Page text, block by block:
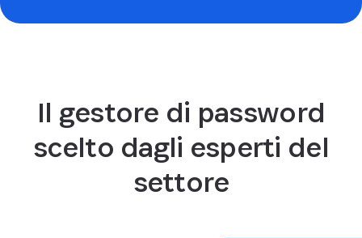
Il gestore di password
scelto dagli esperti del
settore